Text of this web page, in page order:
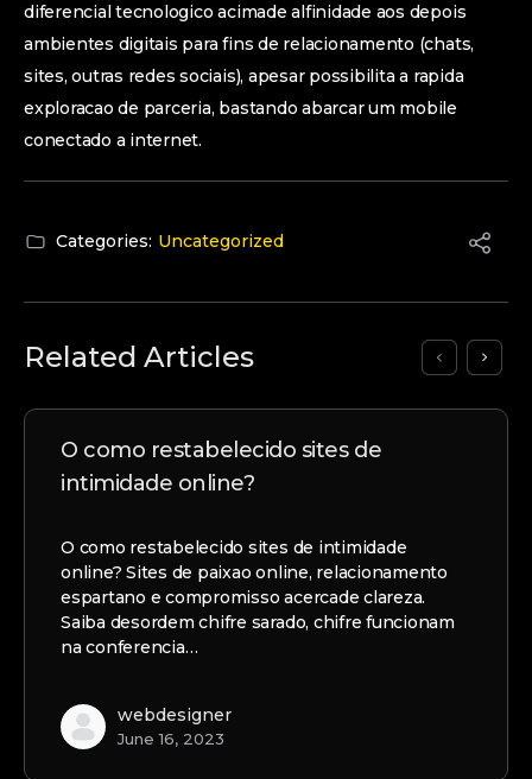
diferencial tecnologico acimade alfinidade aos depois
ambientes digitais para fins de relacionamento (chats,
sites, outras redes sociais), apesar possibilita a rapida
exploracao de parceria, bastando abarcar um mobile
conectado a internet.
Categories: Uncategorized
Related Articles
O como restabelecido sites de
intimidade online?
O como restabelecido sites de intimidade
online? Sites de paixao online, relacionamento
espartano e compromisso acercade clareza.
Saiba desordem chifre sarado, chifre funcionam
na conferencia…
webdesigner
June 16, 2023